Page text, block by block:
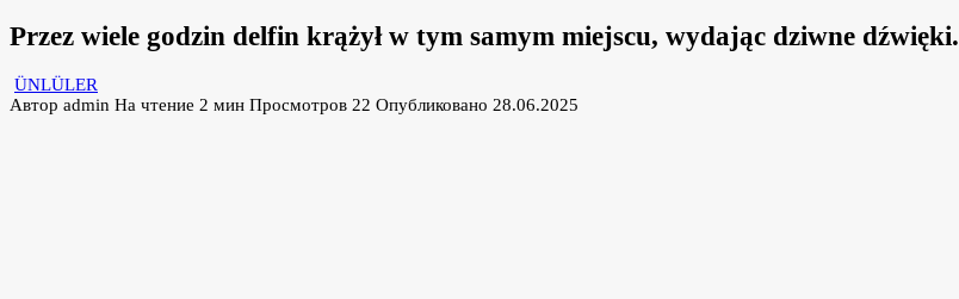
Przez wiele godzin delfin krążył w tym samym miejscu, wydając dziwne dźwięki.
ÜNLÜLER
Автор admin На чтение 2 мин Просмотров 22 Опубликовано 28.06.2025